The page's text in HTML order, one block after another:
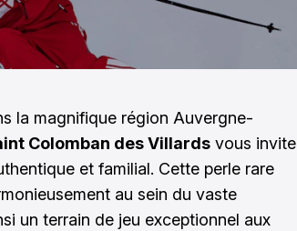
la magnifique région Auvergne-
Colomban des Villards vous invite
et familial. Cette perle rare
au sein du vaste
un terrain de jeu exceptionnel aux